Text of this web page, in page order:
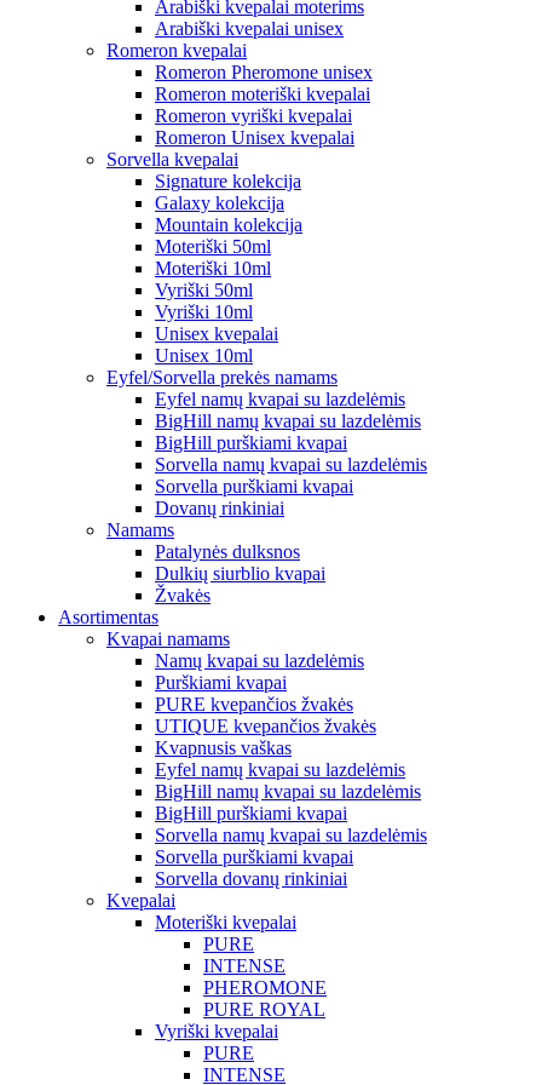
Arabiški kvepalai moterims
Arabiški kvepalai unisex
Romeron kvepalai
Romeron Pheromone unisex
Romeron moteriški kvepalai
Romeron vyriški kvepalai
Romeron Unisex kvepalai
Sorvella kvepalai
Signature kolekcija
Galaxy kolekcija
Mountain kolekcija
Moteriški 50ml
Moteriški 10ml
Vyriški 50ml
Vyriški 10ml
Unisex kvepalai
Unisex 10ml
Eyfel/Sorvella prekės namams
Eyfel namų kvapai su lazdelėmis
BigHill namų kvapai su lazdelėmis
BigHill purškiami kvapai
Sorvella namų kvapai su lazdelėmis
Sorvella purškiami kvapai
Dovanų rinkiniai
Namams
Patalynės dulksnos
Dulkių siurblio kvapai
Žvakės
Asortimentas
Kvapai namams
Namų kvapai su lazdelėmis
Purškiami kvapai
PURE kvepančios žvakės
UTIQUE kvepančios žvakės
Kvapnusis vaškas
Eyfel namų kvapai su lazdelėmis
BigHill namų kvapai su lazdelėmis
BigHill purškiami kvapai
Sorvella namų kvapai su lazdelėmis
Sorvella purškiami kvapai
Sorvella dovanų rinkiniai
Kvepalai
Moteriški kvepalai
PURE
INTENSE
PHEROMONE
PURE ROYAL
Vyriški kvepalai
PURE
INTENSE